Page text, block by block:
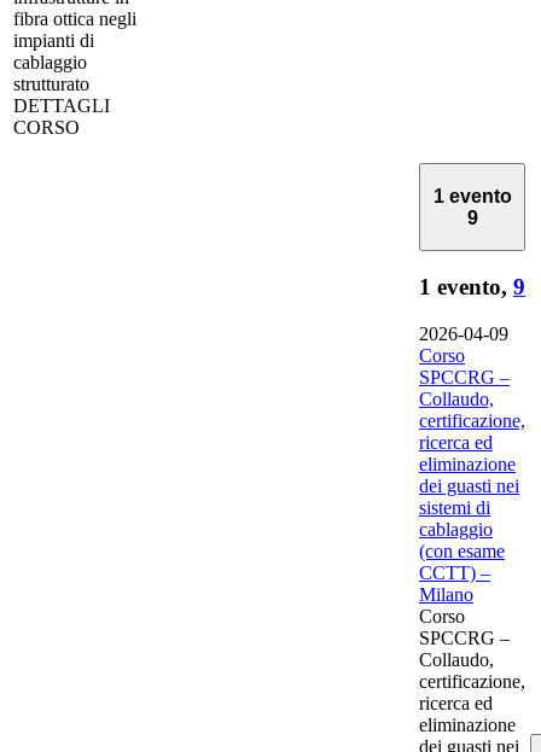
fibra ottica negli
impianti di
cablaggio
strutturato
DETTAGLI
CORSO
1 evento
9
1 evento, 9
2026-04-09
Corso
SPCCRG –
Collaudo,
certificazione,
ricerca ed
eliminazione
dei guasti nei
sistemi di
cablaggio
(con esame
CCTT) –
Milano
Corso
SPCCRG –
Collaudo,
certificazione,
ricerca ed
eliminazione
dei guasti nei